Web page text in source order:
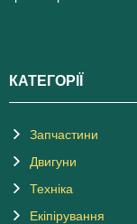
КАТЕГОРІЇ
Запчастини
Двигуни
Техніка
Екіпірування